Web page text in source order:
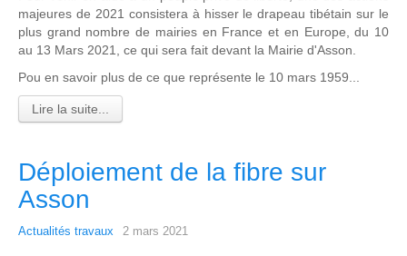
majeures de 2021 consistera à hisser le drapeau tibétain sur le
plus grand nombre de mairies en France et en Europe, du 10
au 13 Mars 2021, ce qui sera fait devant la Mairie d'Asson.
Pou en savoir plus de ce que représente le 10 mars 1959...
Lire la suite...
Déploiement de la fibre sur
Asson
Actualités travaux 2 mars 2021